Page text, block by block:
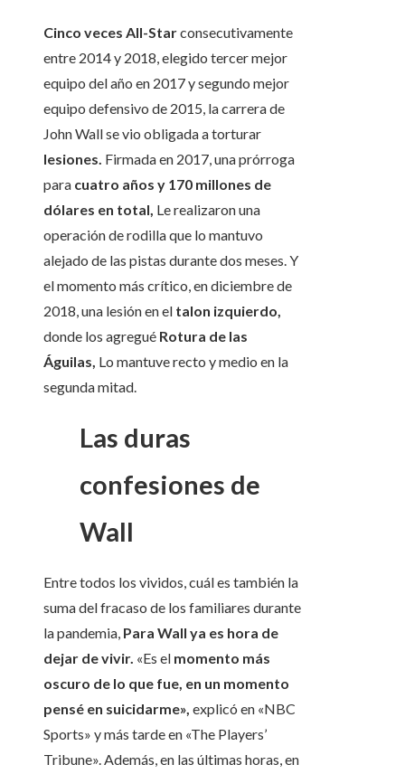
Cinco veces All-Starconsecutivamente
entre 2014 y 2018, elegido tercer mejor
equipo del año en 2017 y segundo mejor
equipo defensivo de 2015, la carrera de
John Wall se vio obligada a torturar
lesiones. Firmada en 2017, una prórroga
para cuatro años y 170 millones de
dólares en total, Le realizaron una
operación de rodilla que lo mantuvo
alejado de las pistas durante dos meses. Y
el momento más crítico, en diciembre de
2018, una lesión en el talon izquierdo,
donde los agregué Rotura de las
Águilas, Lo mantuve recto y medio en la
segunda mitad.
Las duras
confesiones de
Wall
Entre todos los vividos, cuál es también la
suma del fracaso de los familiares durante
la pandemia, Para Wall ya es hora de
dejar de vivir. «Es el momento más
oscuro de lo que fue, en un momento
pensé en suicidarme», explicó en «NBC
Sports» y más tarde en «The Players’
Tribune». Además, en las últimas horas, en